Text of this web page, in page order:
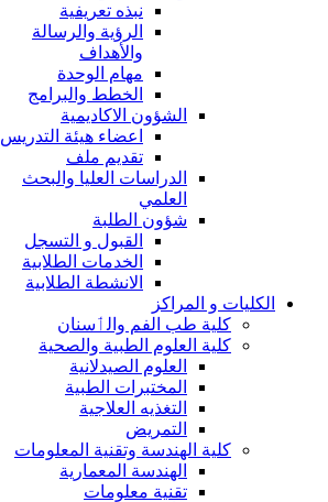
نبذه تعريفية
الرؤية والرسالة
والأهداف
مهام الوحدة
الخطط والبرامج
الشؤون الاكاديمية
اعضاء هيئة التدريس
تقديم ملف
الدراسات العليا والبحث
العلمي
شؤون الطلبة
القبول و التسجل
الخدمات الطلابية
الانشطة الطلابية
الكليات و المراكز
كلية طب الفم والٲسنان
كلية العلوم الطبية والصحية
العلوم الصيدلانية
المختبرات الطبية
التغذيه العلاجية
التمريض
كلية الهندسة وتقنية المعلومات
الهندسة المعمارية
تقنية معلومات